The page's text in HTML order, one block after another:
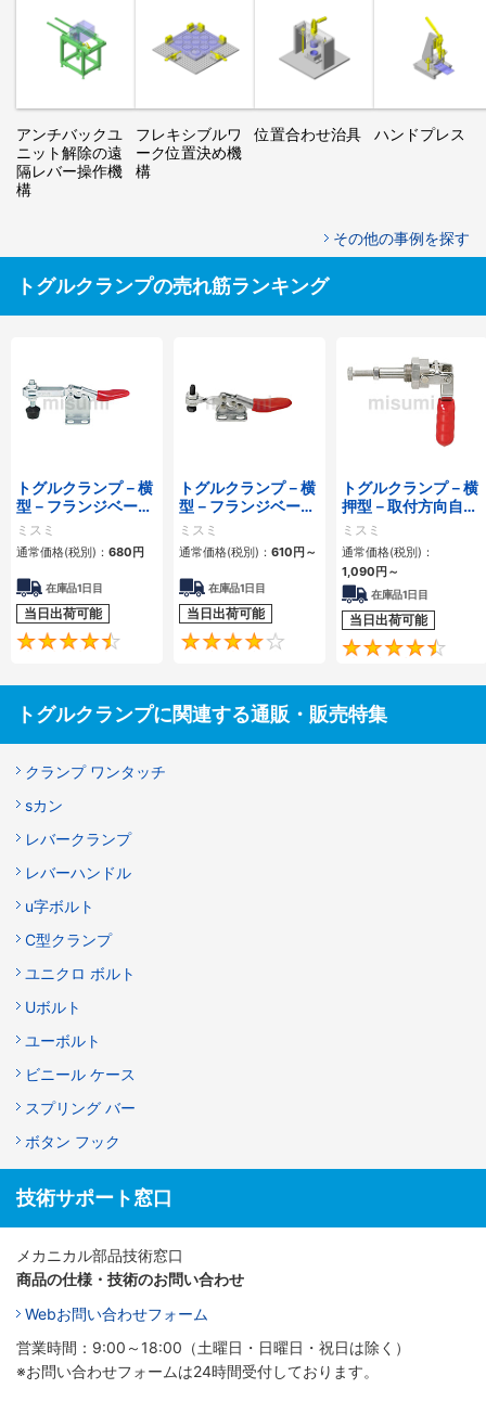
アンチバックユ
ニット解除の遠
隔レバー操作機
構
フレキシブルワ
ーク位置決め機
構
位置合わせ治具 ハンドプレス
その他の事例を探す
トグルクランプの売れ筋ランキング
トグルクランプ－横
型－フランジベース
－先端ボルトスライ
ド調整－締圧力
400N
ミスミ
通常価格(税別)： 680円
在庫品1日目
当日出荷可能
4.6
トグルクランプ－横
型－フランジベース
－先端ボルト固定－
締圧力264.6N
ミスミ
通常価格(税別)： 610円～
在庫品1日目
当日出荷可能
4.2
トグルクランプ－横
押型－取付方向自在
型－クランプボルト
サイズM6－締圧力
900N
ミスミ
通常価格(税別)：
1,090円～
在庫品1日目
当日出荷可能
トグルクランプに関連する通販・販売特集
クランプ ワンタッチ
sカン
レバークランプ
レバーハンドル
u字ボルト
C型クランプ
ユニクロ ボルト
Uボルト
ユーボルト
ビニール ケース
スプリング バー
ボタン フック
技術サポート窓口
メカニカル部品技術窓口
商品の仕様・技術のお問い合わせ
Webお問い合わせフォーム
営業時間：9:00～18:00（土曜日・日曜日・祝日は除く）
※お問い合わせフォームは24時間受付しております。